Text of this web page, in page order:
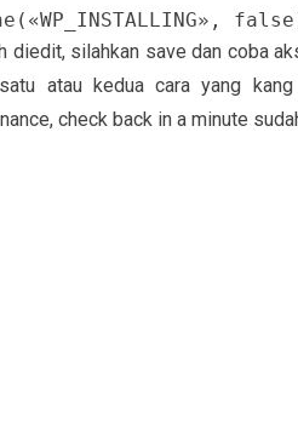
diedit, silahkan save dan coba
atau kedua cara yang
check back in a minute